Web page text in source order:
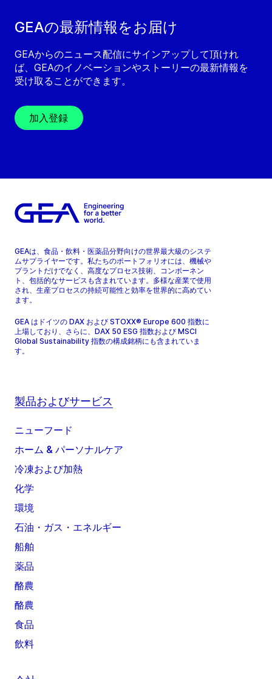
GEAの最新情報をお届け
GEAからのニュース配信にサインアップして頂けれ
ば、GEAのイノベーションやストーリーの最新情報を
受け取ることができます。
加入登録
GEAは、食品・飲料・医薬品分野向けの世界最大級のシステ
ムサプライヤーです。私たちのポートフォリオには、機械や
プラントだけでなく、高度なプロセス技術、コンポーネン
ト、包括的なサービスも含まれています。多様な産業で使用
され、生産プロセスの持続可能性と効率を世界的に高めてい
ます。
GEA はドイツの DAX および STOXX® Europe 600 指数に
上場しており、さらに、DAX 50 ESG 指数および MSCI
Global Sustainability 指数の構成銘柄にも含まれていま
す。
製品およびサービス
ニューフード
ホーム & パーソナルケア
冷凍および加熱
化学
環境
石油・ガス・エネルギー
船舶
薬品
酪農
酪農
食品
飲料